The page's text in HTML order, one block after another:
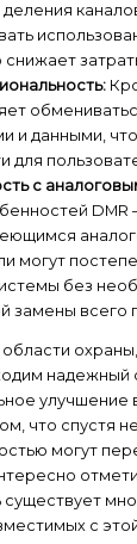
снижает
и данными,
для
с
DMR
могут
без
замены всего
что спустя
могут
существует
с